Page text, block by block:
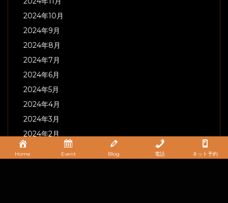
2024年10月
2024年9月
2024年8月
2024年7月
2024年6月
2024年5月
2024年4月
2024年3月
2024年2月
2024年1月
Home Event Blog 電話 ネット予約